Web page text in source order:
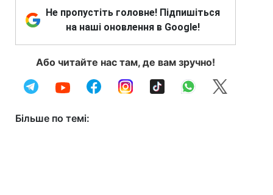
Не пропустіть головне! Підпишіться
на наші оновлення в Google!
Або читайте нас там, де вам зручно!
Більше по темі: